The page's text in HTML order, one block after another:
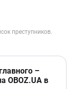
–
OBOZ.UA в